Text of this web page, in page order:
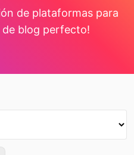
de plataformas para
blog perfecto!